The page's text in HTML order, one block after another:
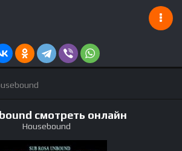
смотреть онлайн
Housebound